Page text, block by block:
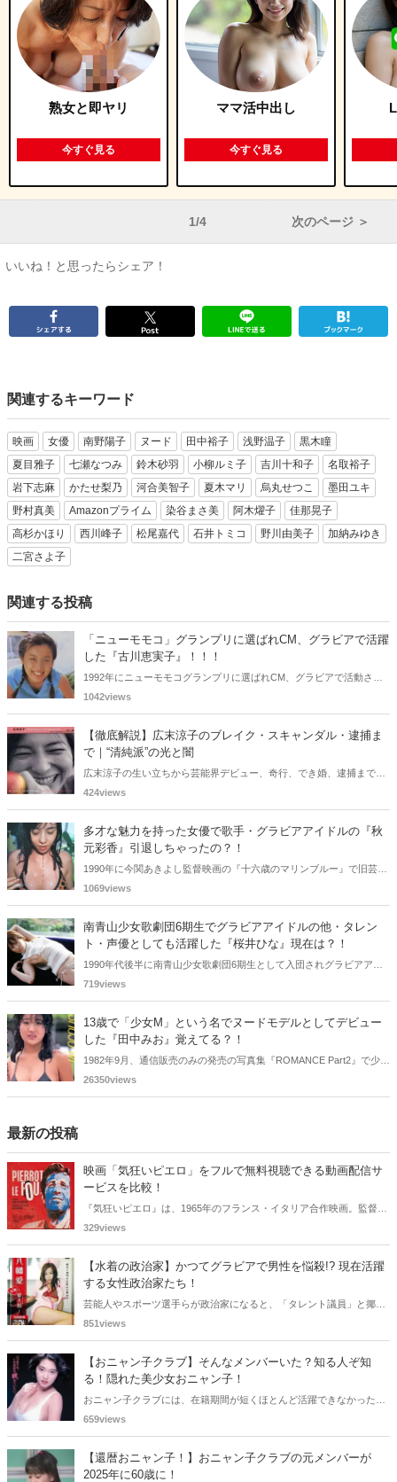
熟女と即ヤリ
今すぐ見る
ママ活中出し
今すぐ見る
1/4 次のページ ＞
いいね！と思ったらシェア！
関連するキーワード
映画 女優 南野陽子 ヌード 田中裕子 浅野温子
黒木瞳
夏目雅子
七瀬なつみ 鈴木砂羽 小柳ルミ子 吉川十和子
名取裕子
岩下志麻
かたせ梨乃 河合美智子 夏木マリ 烏丸せつこ
墨田ユキ
野村真美
Amazonプライム 染谷まさ美 阿木燿子
佳那晃子
高杉かほり
西川峰子 松尾嘉代 石井トミコ 野川由美子
加納みゆき
二宮さよ子
関連する投稿
「ニューモモコ」グランプリに選ばれCM、グラビアで活躍
した『古川恵実子』！！！
1992年にニューモモコグランプリに選ばれCM、グラビアで活動され
ていた古川恵実子さん。2010年3月頃まではラジオDJを担当されてい
みました。
1042views
【徹底解説】広末涼子のブレイク・スキャンダル・逮捕ま
で｜“清純派”の光と闇
広末涼子の生い立ちから芸能界デビュー、奇行、でき婚、逮捕までを
詳しく解説。同世代女優との比較やキャリアの転落の真相に迫りま
424views
多才な魅力を持った女優で歌手・グラビアアイドルの『秋
元彩香』引退しちゃったの？！
1990年に今関あきよし監督映画の『十六歳のマリンブルー』で旧芸名
は古谷 玲香で主演デビューした秋元 彩香さん。映画やドラマ・歌手
なくなりました。
1069views
南青山少女歌劇団6期生でグラビアアイドルの他・タレン
ト・声優としても活躍した『桜井ひな』現在は？！
1990年代後半に南青山少女歌劇団6期生として入団されグラビアアイ
ドル、女優、タレント、声優としても活躍した桜井ひなさん。懐かし
719views
13歳で「少女M」という名でヌードモデルとしてデビュー
した『田中みお』覚えてる？！
1982年9月、通信販売のみの発売の写真集『ROMANCE Part2』で少女
Mという特異な芸名でヌードモデルとしてデビューした田中みおさん
26350views
最新の投稿
映画「気狂いピエロ」をフルで無料視聴できる動画配信サ
ービスを比較！
『気狂いピエロ』は、1965年のフランス・イタリア合作映画。監督は
ジャン＝リュック・ゴダール。アンナ・カリーナ、ジャン＝ポール・
をご紹介します。
329views
【水着の政治家】かつてグラビアで男性を悩殺!? 現在活躍
する女性政治家たち！
芸能人やスポーツ選手らが政治家になると、「タレント議員」と揶揄
されることがありますが、同時に、"タレントとしての活躍" が再注目
わどいショットで多くの男性を魅了した女性も!? 今回は、そんなグラ
ビアで活躍した女性政治家6名をご紹介します。
851views
【おニャン子クラブ】そんなメンバーいた？知る人ぞ知
る！隠れた美少女おニャン子！
おニャン子クラブには、在籍期間が短くほとんど活躍できなかったも
のの、知る人ぞ知る "美少女おニャン子" がいました。それも、強制的
子まで様々です。今回は、筆者の独断と偏見で、4人の "隠れ美少女お
ニャン子" をご紹介します。
659views
【還暦おニャン子！】おニャン子クラブの元メンバーが
2025年に60歳に！